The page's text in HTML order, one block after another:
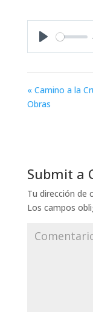
« Camino a la
Obras
Submit a
Tu dirección de
Los campos